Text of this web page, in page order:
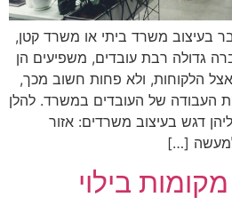
בעיצוב משרד ביתי או משרד קטן,
גדולה רבת עובדים, משפיעים הן
הלקוחות, ולא פחות חשוב מכך,
העבודה של העובדים במשרד. להלן
דגש בעיצוב משרדים: אזור
[…]
בילוי